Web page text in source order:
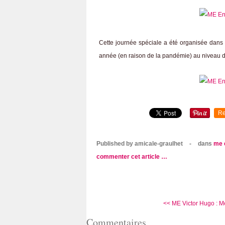
Cette journée spéciale a été organisée
année (en raison de la pandémie) au niveau
Published by amicale-graulhet - dans me
commenter cet article …
<< ME Victor Hugo :
Commentaires